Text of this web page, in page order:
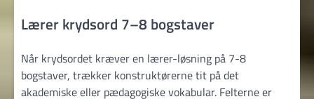
Lærer krydsord 7–8 bogstaver
Når krydsordet kræver en lærer-løsning på 7-8
bogstaver, trækker konstruktørerne tit på det
akademiske eller pædagogiske vokabular. Felterne er